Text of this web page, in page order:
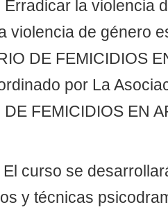
la violencia
violencia de género
DE FEMICIDIOS
por La
FEMICIDIOS EN
curso se
y técnicas